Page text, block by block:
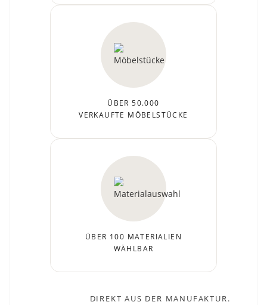
ÜBER 50.000
VERKAUFTE MÖBELSTÜCKE
ÜBER 100 MATERIALIEN
WÄHLBAR
DIREKT AUS DER MANUFAKTUR.